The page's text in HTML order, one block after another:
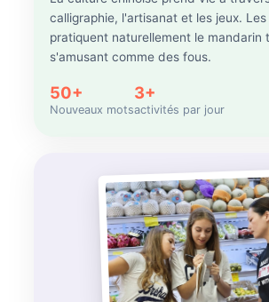
calligraphie, l'artisanat et les jeux.
pratiquent naturellement le mandarin
s'amusant comme des fous.
50+
Nouveaux mots
3+
activités par jour